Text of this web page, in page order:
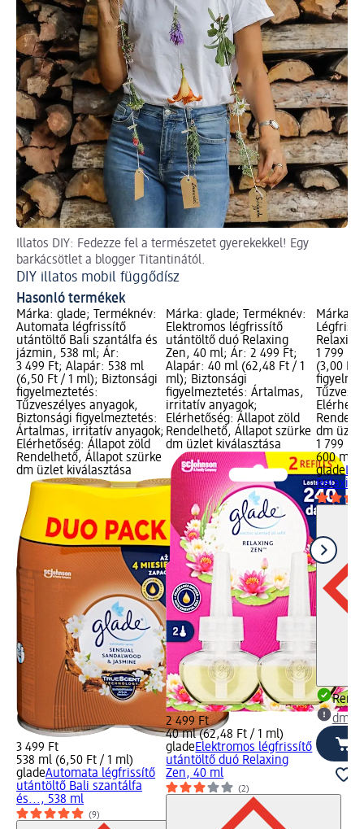
Illatos DIY: Fedezze fel a természetet gyerekekkel! Egy
barkácsötlet a blogger Titantinától.
DIY illatos mobil függődísz
Hasonló termékek
Márka: glade; Terméknév:
Automata légfrissítő
utántöltő Bali szantálfa és
jázmin, 538 ml; Ár:
3 499 Ft; Alapár: 538 ml
(6,50 Ft / 1 ml); Biztonsági
figyelmeztetés:
Tűzveszélyes anyagok,
Biztonsági figyelmeztetés:
Ártalmas, irritatív anyagok;
Elérhetőség: Állapot zöld
Rendelhető, Állapot szürke
dm üzlet kiválasztása
3 499 Ft
538 ml (6,50 Ft / 1 ml)
gladeAutomata légfrissítő
utántöltő Bali szantálfa
és..., 538 ml
(9)
Márka: glade; Terméknév:
Elektromos légfrissítő
utántöltő duó Relaxing
Zen, 40 ml; Ár: 2 499 Ft;
Alapár: 40 ml (62,48 Ft / 1
ml); Biztonsági
figyelmeztetés: Ártalmas,
irritatív anyagok;
Elérhetőség: Állapot zöld
Rendelhető, Állapot szürke
dm üzlet kiválasztása
2 499 Ft
40 ml (62,48 Ft / 1 ml)
gladeElektromos légfrissítő
utántöltő duó Relaxing
Zen, 40 ml
(2)
Márka:
1 799
(3,00 Ft
dm
1 799 Ft
600 ml
glade
dm